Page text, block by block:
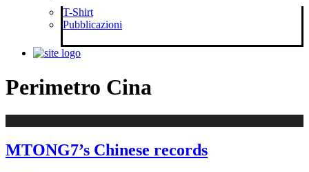
T-Shirt
Pubblicazioni
Perimetro Cina
MTONG7’s Chinese records